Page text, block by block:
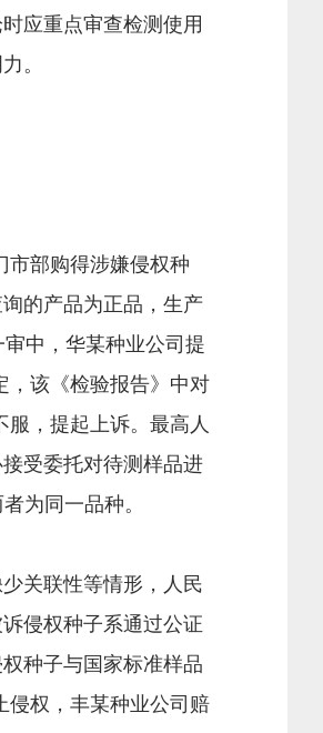
应重点审查检测使用
。
部购得涉嫌侵权种
的产品为正品，生产
中，华某种业公司提
，该《检验报告》中对
服，提起上诉。最高人
受委托对待测样品进
为同一品种。
关联性等情形，人民
侵权种子系通过公证
种子与国家标准样品
侵权，丰某种业公司赔